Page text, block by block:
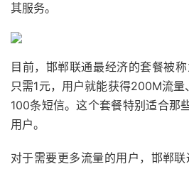
其服务。
目前，邯郸联通最经济的套餐被称
只需1元，用户就能获得200M流
100条短信。这个套餐特别适合那
用户。
对于需要更多流量的用户，邯郸